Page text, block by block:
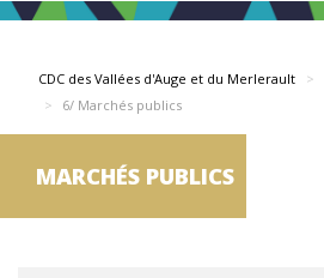
CDC des Vallées d'Auge et du Merlerault
6/ Marchés publics
MARCHÉS PUBLICS